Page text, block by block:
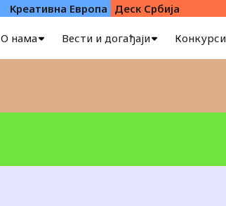
Kреативна Eвропа Деск Србија
О нама Вести и догађаји Конкурси